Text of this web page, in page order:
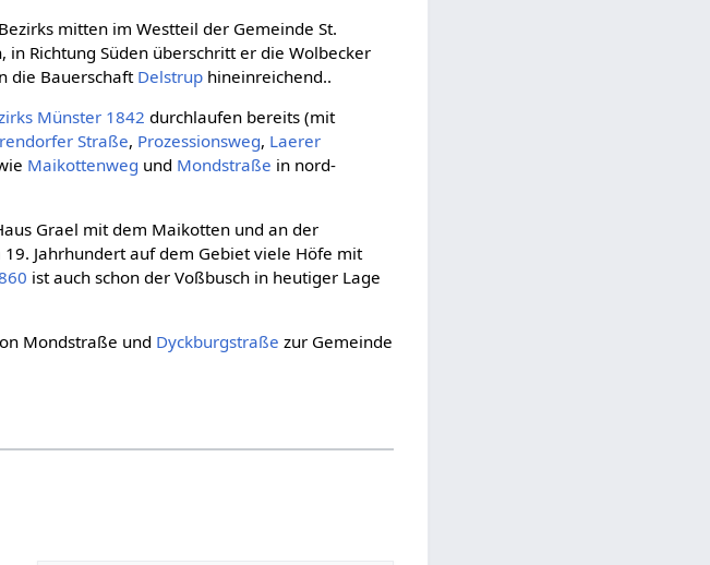
mitten im Westteil der Gemeinde St.
in Richtung Süden überschritt er die Wolbecker
die Bauerschaft Delstrup hineinreichend..
Münster 1842 durchlaufen bereits (mit
Straße, Prozessionsweg, Laerer
Maikottenweg und Mondstraße in nord-
Grael mit dem Maikotten und an der
Jahrhundert auf dem Gebiet viele Höfe mit
ist auch schon der Voßbusch in heutiger Lage
Mondstraße und Dyckburgstraße zur Gemeinde